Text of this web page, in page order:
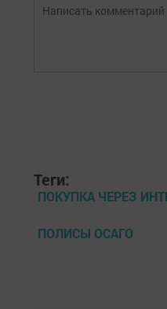
Теги:
ПОКУПКА ЧЕРЕЗ
ПОЛИСЫ ОСАГО